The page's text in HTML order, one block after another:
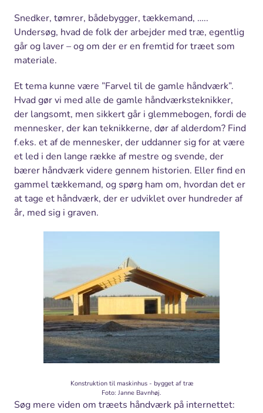
Snedker, tømrer, bådebygger, tækkemand, …..
Undersøg, hvad de folk der arbejder med træ, egentlig
går og laver – og om der er en fremtid for træet som
materiale.
Et tema kunne være ”Farvel til de gamle håndværk”.
Hvad gør vi med alle de gamle håndværksteknikker,
der langsomt, men sikkert går i glemmebogen, fordi de
mennesker, der kan teknikkerne, dør af alderdom? Find
f.eks. et af de mennesker, der uddanner sig for at være
et led i den lange række af mestre og svende, der
bærer håndværk videre gennem historien. Eller find en
gammel tækkemand, og spørg ham om, hvordan det er
at tage et håndværk, der er udviklet over hundreder af
år, med sig i graven.
Konstruktion til maskinhus - bygget af træ
Foto: Janne Bavnhøj.
Søg mere viden om træets håndværk på internettet: